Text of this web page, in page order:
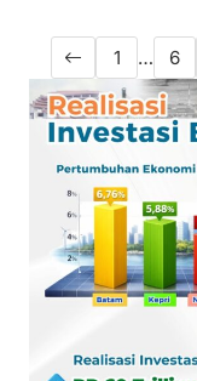
1 … 6